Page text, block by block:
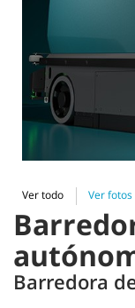
Ver todo Ver fotos
Barredora